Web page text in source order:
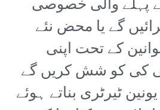
سے پہلے والی خصوصی
گے یا محض نئے
کے تحت اپنی
کی کو شش کریں گے
ٹیرٹری بناتے ہوئے